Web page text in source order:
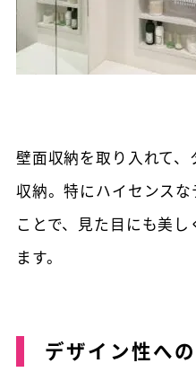
壁面収納を取り入れて
収納。特にハイセンス
ことで、見た目にも美
ます。
デザイン性へ